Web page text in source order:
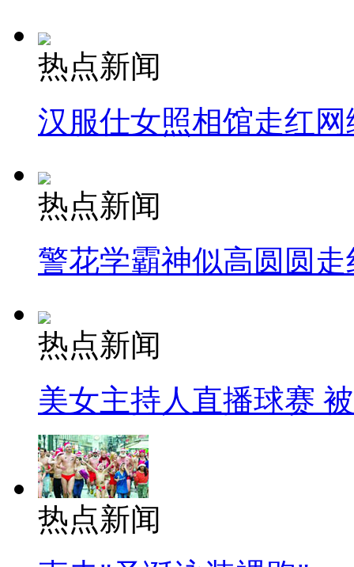
热点新闻
汉服仕女照相馆走红网
热点新闻
警花学霸神似高圆圆走
热点新闻
美女主持人直播球赛
热点新闻